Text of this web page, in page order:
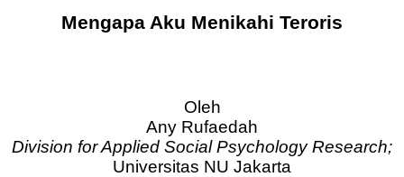
Mengapa Aku Menikahi Teroris
Oleh
Any Rufaedah
Division for Applied Social Psychology Research;
Universitas NU Jakarta